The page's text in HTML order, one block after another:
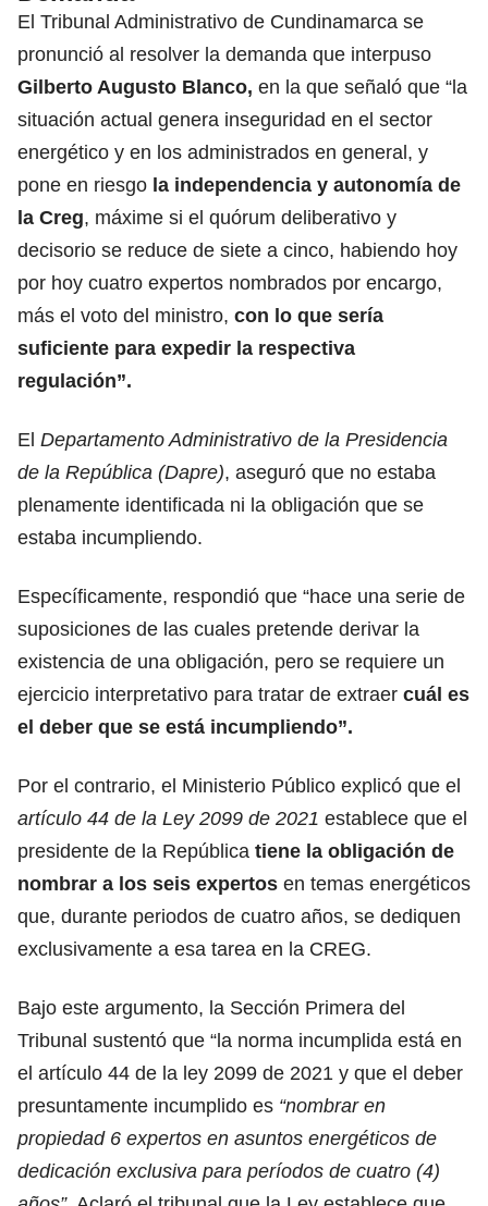
El Tribunal Administrativo de Cundinamarca se
pronunció al resolver la demanda que interpuso
Gilberto Augusto Blanco, en la que señaló que “la
situación actual genera inseguridad en el sector
energético y en los administrados en general, y
pone en riesgo la independencia y autonomía de
la Creg, máxime si el quórum deliberativo y
decisorio se reduce de siete a cinco, habiendo hoy
por hoy cuatro expertos nombrados por encargo,
más el voto del ministro, con lo que sería
suficiente para expedir la respectiva
regulación”.
El Departamento Administrativo de la Presidencia
de la República (Dapre), aseguró que no estaba
plenamente identificada ni la obligación que se
estaba incumpliendo.
Específicamente, respondió que “hace una serie de
suposiciones de las cuales pretende derivar la
existencia de una obligación, pero se requiere un
ejercicio interpretativo para tratar de extraer cuál es
el deber que se está incumpliendo”.
Por el contrario, el Ministerio Público explicó que el
artículo 44 de la Ley 2099 de 2021 establece que el
presidente de la República tiene la obligación de
nombrar a los seis expertos en temas energéticos
que, durante periodos de cuatro años, se dediquen
exclusivamente a esa tarea en la CREG.
Bajo este argumento, la Sección Primera del
Tribunal sustentó que “la norma incumplida está en
el artículo 44 de la ley 2099 de 2021 y que el deber
presuntamente incumplido es “nombrar en
propiedad 6 expertos en asuntos energéticos de
dedicación exclusiva para períodos de cuatro (4)